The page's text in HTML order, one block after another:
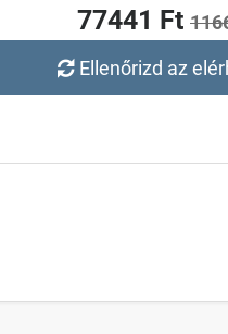
77441 Ft
Ellenőrizd az